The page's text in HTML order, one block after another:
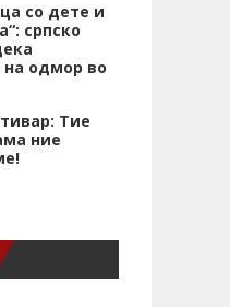
со дете и
српско
одмор во
Тие
ние